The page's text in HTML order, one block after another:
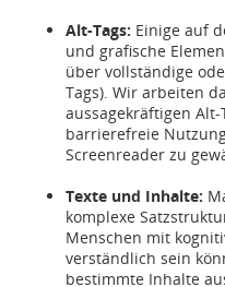
Alt-Tags: Einige auf
und grafische
über vollständige
Tags). Wir arbeiten
aussagekräftigen
barrierefreie
Screenreader zu
Texte und Inhalte:
komplexe
Menschen mit
verständlich sein
bestimmte Inhalte